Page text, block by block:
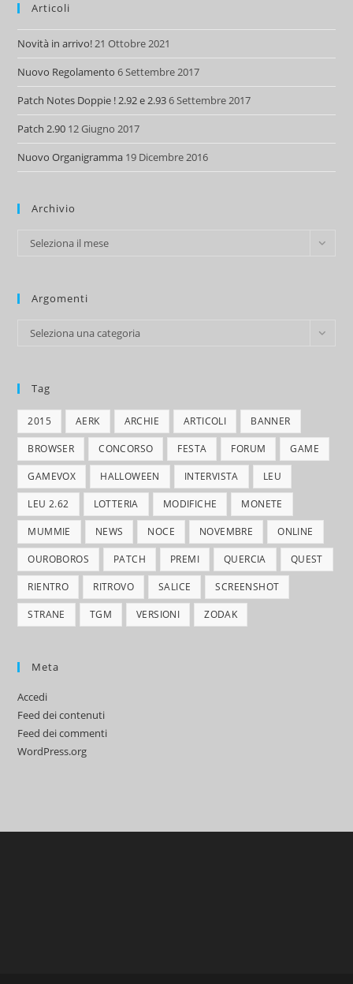
Articoli
Novità in arrivo!21 Ottobre 2021
Nuovo Regolamento 6 Settembre 2017
Patch Notes Doppie ! 2.92 e 2.936 Settembre 2017
Patch 2.90 12 Giugno 2017
Nuovo Organigramma 19 Dicembre 2016
Archivio
Archivio
Seleziona il mese
Argomenti
Argomenti
Seleziona una categoria
Tag
2015 AERK ARCHIE ARTICOLI BANNER
BROWSER CONCORSO FESTA FORUM GAME
GAMEVOX HALLOWEEN INTERVISTA LEU
LEU 2.62 LOTTERIA MODIFICHE MONETE
MUMMIE NEWS NOCE NOVEMBRE ONLINE
OUROBOROS PATCH PREMI QUERCIA QUEST
RIENTRO RITROVO SALICE SCREENSHOT
STRANE TGM VERSIONI ZODAK
Meta
Accedi
Feed dei contenuti
Feed dei commenti
WordPress.org